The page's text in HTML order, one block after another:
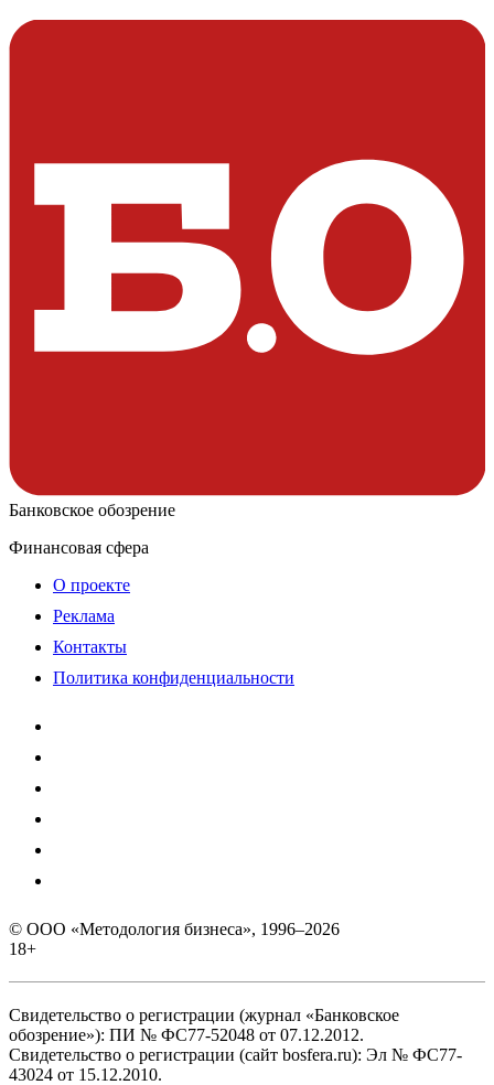
Банковское обозрение
Финансовая сфера
О проекте
Реклама
Контакты
Политика конфиденциальности
© ООО «Методология бизнеса», 1996–2026
18+
Свидетельство о регистрации (журнал «Банковское
обозрение»): ПИ № ФС77-52048 от 07.12.2012.
Свидетельство о регистрации (сайт bosfera.ru): Эл № ФС77-
43024 от 15.12.2010.